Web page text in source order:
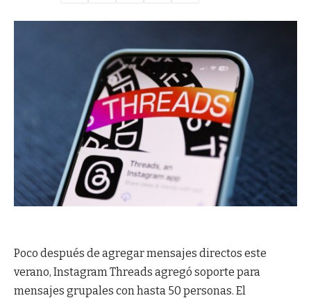
Poco después de agregar mensajes directos este
verano, Instagram Threads agregó soporte para
mensajes grupales con hasta 50 personas. El